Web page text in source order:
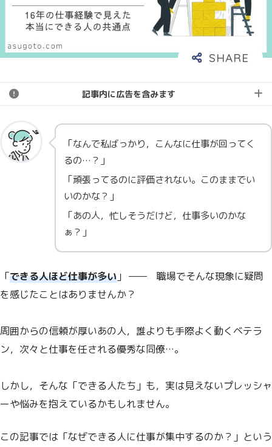
記事内に広告を含みます
「なんで私ばっかり，こんなに仕事が回ってく
るの…？」
「頑張ってるのに評価されない。このままでい
いのかな？」
「あの人，忙しそうだけど，仕事多いのかな
ぁ？」
「できる人ほど仕事が多い 」 —— 職場でそんな現象に疑問
を感じたことはありませんか？
周囲からの信頼が厚いあの人，誰よりも手際よく動くベテラ
ン，次々と仕事を任される優秀な同僚…。
しかし，そんな「できる人たち」も，実は見えないプレッシャ
ーや悩みを抱えているかもしれません。
この記事では「なぜできる人に仕事が集中するのか？」という